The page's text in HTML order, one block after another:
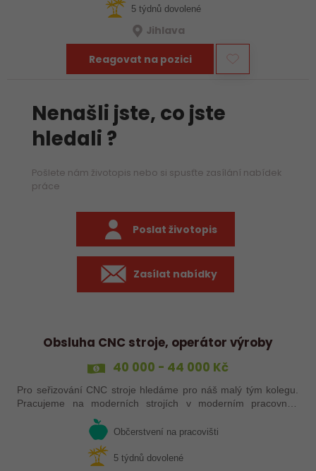
pošli životopis. Rádi…
5 týdnů dovolené
Jihlava
Reagovat na pozici
Nenašli jste, co jste
hledali ?
Pošlete nám životopis nebo si spusťte zasílání nabídek
práce
Poslat životopis
Zasílat nabídky
Obsluha CNC stroje, operátor výroby
40 000 - 44 000 Kč
Pro seřizování CNC stroje hledáme pro náš malý tým kolegu.
Pracujeme na moderních strojích v moderním pracovním
prostředí. Pracovistě u Jihlavy.
Občerstvení na pracovišti
5 týdnů dovolené